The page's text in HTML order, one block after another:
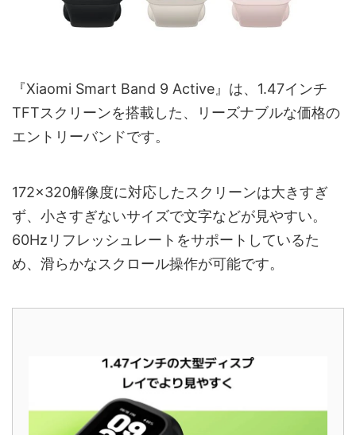
『Xiaomi Smart Band 9 Active』は、1.47インチ
TFTスクリーンを搭載した、リーズナブルな価格の
エントリーバンドです。
172×320解像度に対応したスクリーンは大きすぎ
ず、小さすぎないサイズで文字などが見やすい。
60Hzリフレッシュレートをサポートしているた
め、滑らかなスクロール操作が可能です。